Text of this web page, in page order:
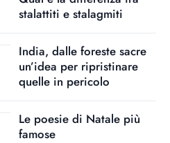
stalattiti e stalagmiti
India, dalle foreste sacre
un’idea per ripristinare
quelle in pericolo
Le poesie di Natale più
famose